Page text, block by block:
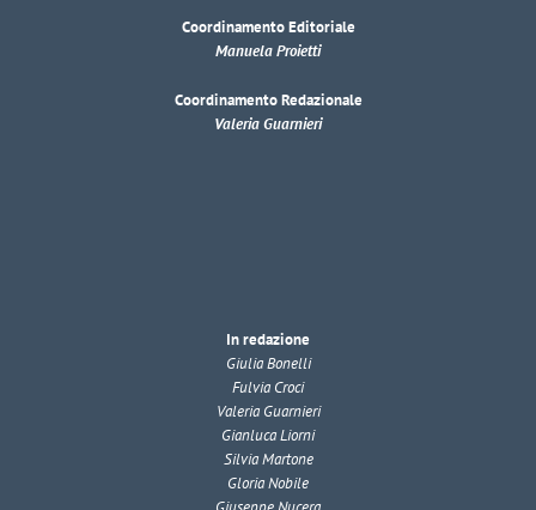
Coordinamento Editoriale
Manuela Proietti
Coordinamento Redazionale
Valeria Guarnieri
In redazione
Giulia Bonelli
Fulvia Croci
Valeria Guarnieri
Gianluca Liorni
Silvia Martone
Gloria Nobile